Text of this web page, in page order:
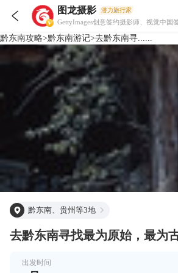
 图龙摄影 潜力旅行家
GettyImages创意签约摄影师、视觉中
黔东南攻略>黔东南游记>去黔东南寻......
黔东南、贵州等3地
去黔东南寻找最为原始，最为
出发时间